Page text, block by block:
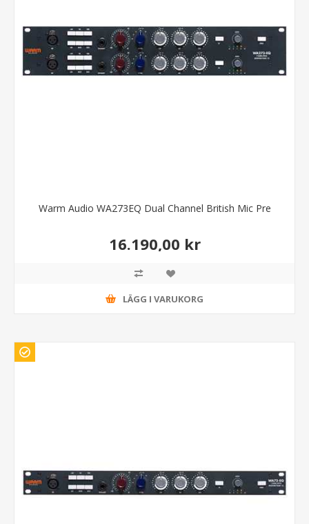
Warm Audio WA273EQ Dual Channel British Mic Pre
16.190,00 kr
LÄGG I VARUKORG